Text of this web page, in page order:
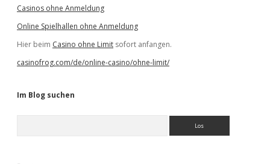
Casinos ohne Anmeldung
Online Spielhallen ohne Anmeldung
Hier beim Casino ohne Limit sofort anfangen.
casinofrog.com/de/online-casino/ohne-limit/
Im Blog suchen